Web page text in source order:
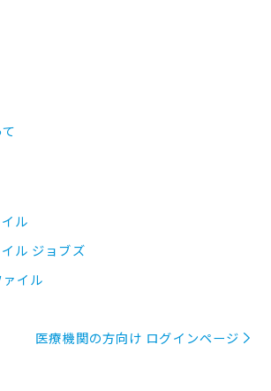
ル
ル ジョブズ
イル
医療機関の方向け ログインページ